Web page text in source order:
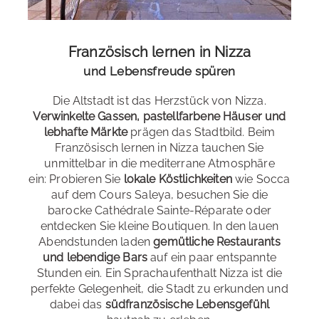
Französisch lernen in Nizza
und Lebensfreude spüren
Die Altstadt ist das Herzstück von Nizza.
Verwinkelte Gassen, pastellfarbene Häuser und
lebhafte Märkteprägen das Stadtbild. Beim
Französisch lernen in Nizza tauchen Sie
unmittelbar in die mediterrane Atmosphäre
ein: Probieren Sie lokale Köstlichkeitenwie Socca
auf dem Cours Saleya, besuchen Sie die
barocke Cathédrale Sainte-Réparate oder
entdecken Sie kleine Boutiquen. In den lauen
Abendstunden ladengemütliche Restaurants
und lebendige Bars auf ein paar entspannte
Stunden ein. Ein Sprachaufenthalt Nizza ist die
perfekte Gelegenheit, die Stadt zu erkunden und
dabei das südfranzösische Lebensgefühl
Wähle dein Tempo: Standard- und Intensivkurse
Spezialkurse: 50+ Sprachreisen, Abiturvorbereitung,
Business Französisch, Erasmus+, Intensivkurs für
Examensvorbereitung : DELF/ DALF
Bildungsurlaub: Baden-Württemberg, Bremen, Berlin,
Brandenburg, Hamburg, Hessen, Niedersachsen,
Nordrhein-Westfalen, Rheinland-Pfalz, Sachsen-Anhalt,
Saarland, Schleswig-Holstein, Thüringen
Alle Sprachkurse
Unsere Unterkünfte
persönlich ausgewählt
liebevolle Gastgeber*innen
max. 30 min zur Schule
Gastfamilien: EZ oder DZ (ÜF, HP)
Studios, Apartments: ohne Verpflegung oder Frühstück
Hotels & Hostels: ohne Verpflegung
Strände
Anders als in Antibes sind Nizzas sonnengeküsste
Strände vor allem Kiesstrände. Dennoch können Sie
hier herrlich entspannen, den Blick über das glitzernde